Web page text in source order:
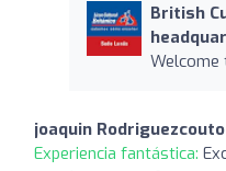
British
Welcome
joaquin Rodriguezcouto
Experiencia fantástica: